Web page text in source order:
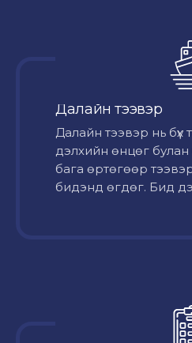
Далайн тээвэр
Далайн тээвэр нь бүх
дэлхийн өнцөг булан
бага өртөгөөр
бидэнд өгдөг. Бид